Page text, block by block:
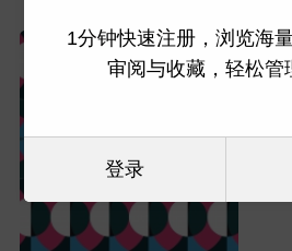
1分钟快速注册，浏览海
审阅与收藏，轻松管
登录